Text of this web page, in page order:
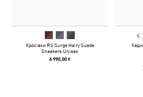
Кросівки RS Surge Hairy Suede
Sneakers Unisex
6 990,00 ₴